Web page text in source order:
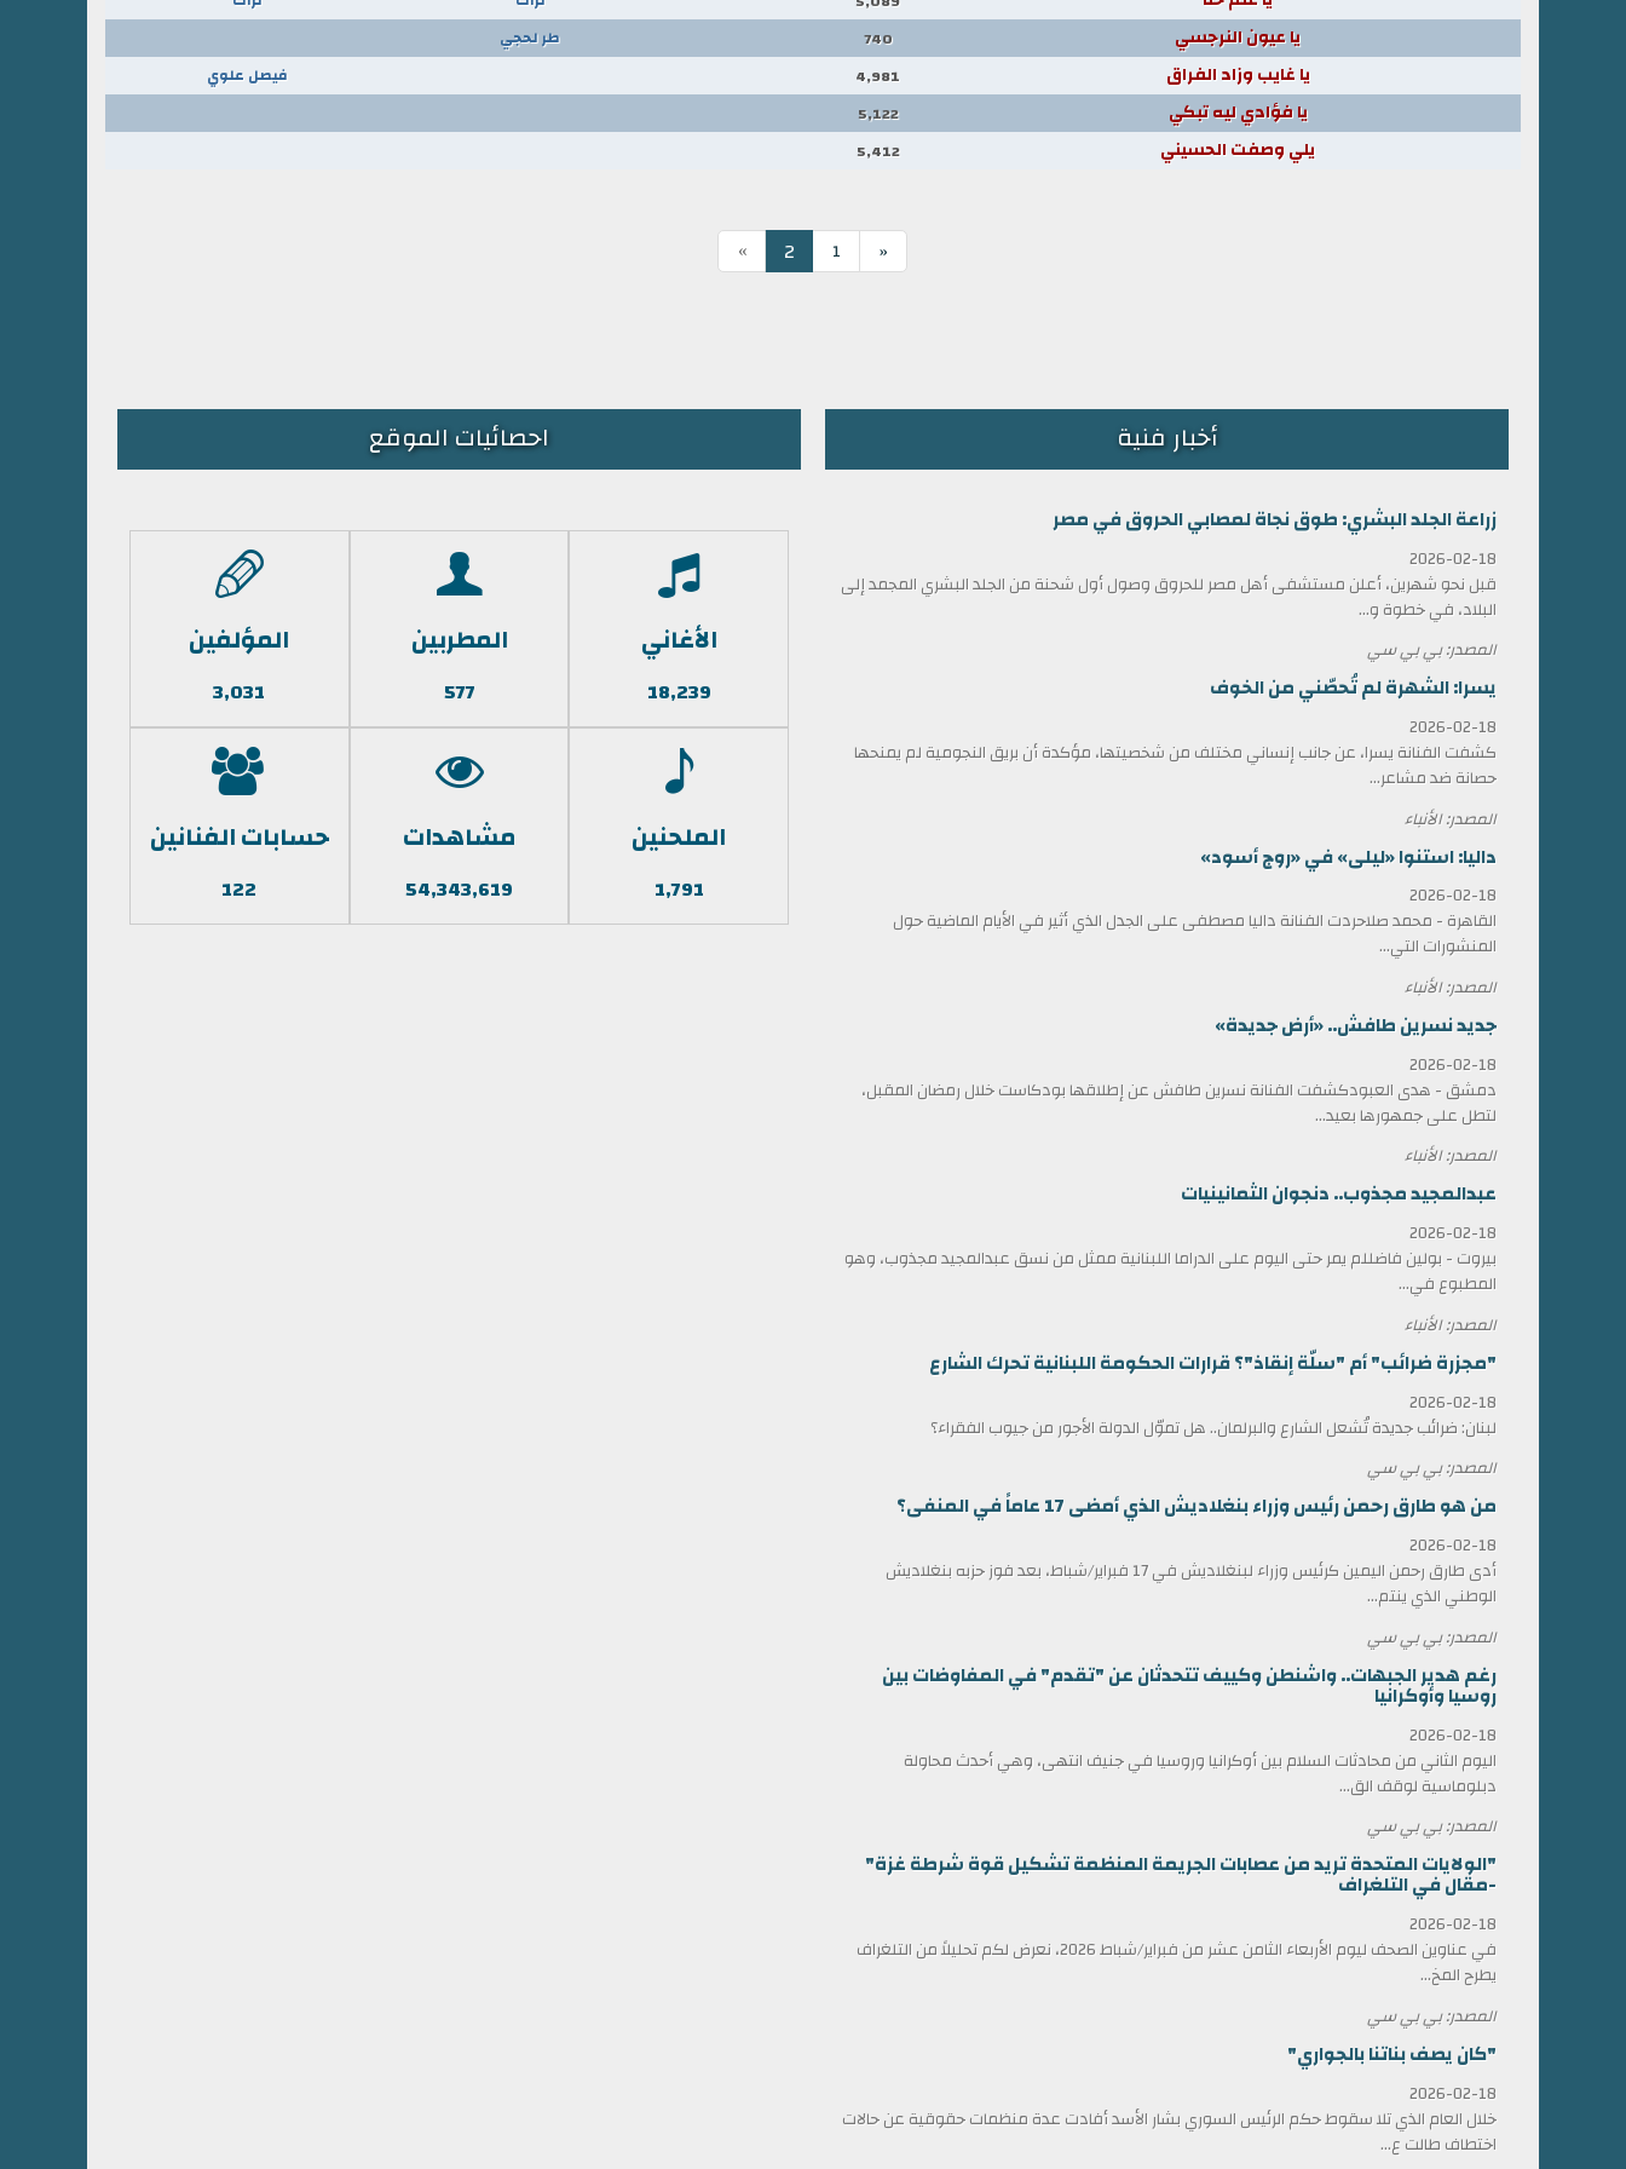
يا عيون النرجسي 740 طر لحجي
يا غايب وزاد الفراق 4,981 فيصل علوي
يا فؤادي ليه تبكي 5,122
يلي وصفت الحسيني 5,412
«
1
2
»
أخبار فنية
زراعة الجلد البشري: طوق نجاة لمصابي الحروق في مصر
2026-02-18
قبل نحو شهرين، أعلن مستشفى أهل مصر للحروق وصول أول شحنة من الجلد البشري المجمد إلى
البلاد، في خطوة و...
المصدر: بي بي سي
يسرا: الشهرة لم تُحصّني من الخوف
2026-02-18
كشفت الفنانة يسرا، عن جانب إنساني مختلف من شخصيتها، مؤكدة أن بريق النجومية لم يمنحها
حصانة ضد مشاعر...
المصدر: الأنباء
داليا: استنوا «ليلى» في «روج أسود»
2026-02-18
القاهرة - محمد صلاحردت الفنانة داليا مصطفى على الجدل الذي أثير في الأيام الماضية حول
المنشورات التي...
المصدر: الأنباء
جديد نسرين طافش.. «أرض جديدة»
2026-02-18
دمشق - هدى العبودكشفت الفنانة نسرين طافش عن إطلاقها بودكاست خلال رمضان المقبل،
لتطل على جمهورها بعيد...
المصدر: الأنباء
عبدالمجيد مجذوب.. دنجوان الثمانينيات
2026-02-18
بيروت - بولين فاضللم يمر حتى اليوم على الدراما اللبنانية ممثل من نسق عبدالمجيد مجذوب، وهو
المطبوع في...
المصدر: الأنباء
"مجزرة ضرائب" أم "سلّة إنقاذ"؟ قرارات الحكومة اللبنانية تحرك الشارع
2026-02-18
لبنان: ضرائب جديدة تُشعل الشارع والبرلمان.. هل تموّل الدولة الأجور من جيوب الفقراء؟
المصدر: بي بي سي
من هو طارق رحمن رئيس وزراء بنغلاديش الذي أمضى 17 عاماً في المنفى؟
2026-02-18
أدى طارق رحمن اليمين كرئيس وزراء لبنغلاديش في 17 فبراير/شباط، بعد فوز حزبه بنغلاديش
الوطني الذي ينتم...
المصدر: بي بي سي
رغم هدير الجبهات.. واشنطن وكييف تتحدثان عن "تقدم" في المفاوضات بين
روسيا وأوكرانيا
2026-02-18
اليوم الثاني من محادثات السلام بين أوكرانيا وروسيا في جنيف انتهى، وهي أحدث محاولة
دبلوماسية لوقف الق...
المصدر: بي بي سي
"الولايات المتحدة تريد من عصابات الجريمة المنظمة تشكيل قوة شرطة غزة"
-مقال في التلغراف
2026-02-18
في عناوين الصحف ليوم الأربعاء الثامن عشر من فبراير/شباط 2026، نعرض لكم تحليلاً من التلغراف
يطرح المخ...
المصدر: بي بي سي
"كان يصف بناتنا بالجواري"
2026-02-18
خلال العام الذي تلا سقوط حكم الرئيس السوري بشار الأسد أفادت عدة منظمات حقوقية عن حالات
اختطاف طالت ع...
احصائيات الموقع
الأغاني
18,239
المطربين
577
المؤلفين
3,031
الملحنين
1,791
مشاهدات
54,343,619
حسابات الفنانين
122